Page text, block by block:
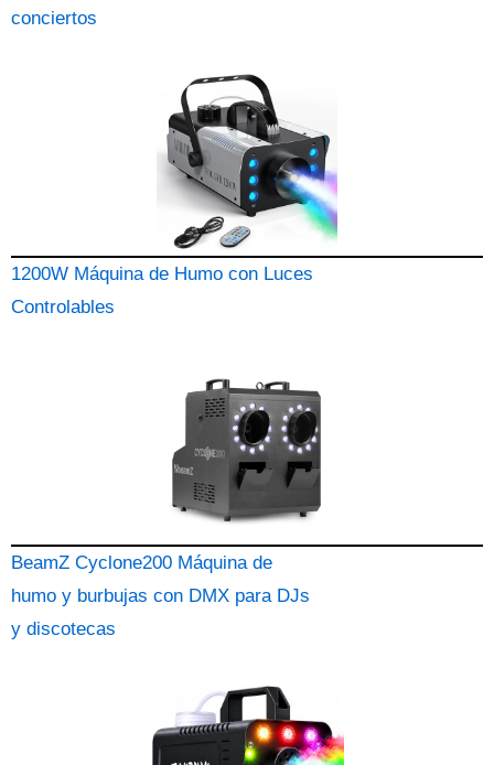
conciertos
1200W Máquina de Humo con Luces
Controlables
BeamZ Cyclone200 Máquina de
humo y burbujas con DMX para DJs
y discotecas